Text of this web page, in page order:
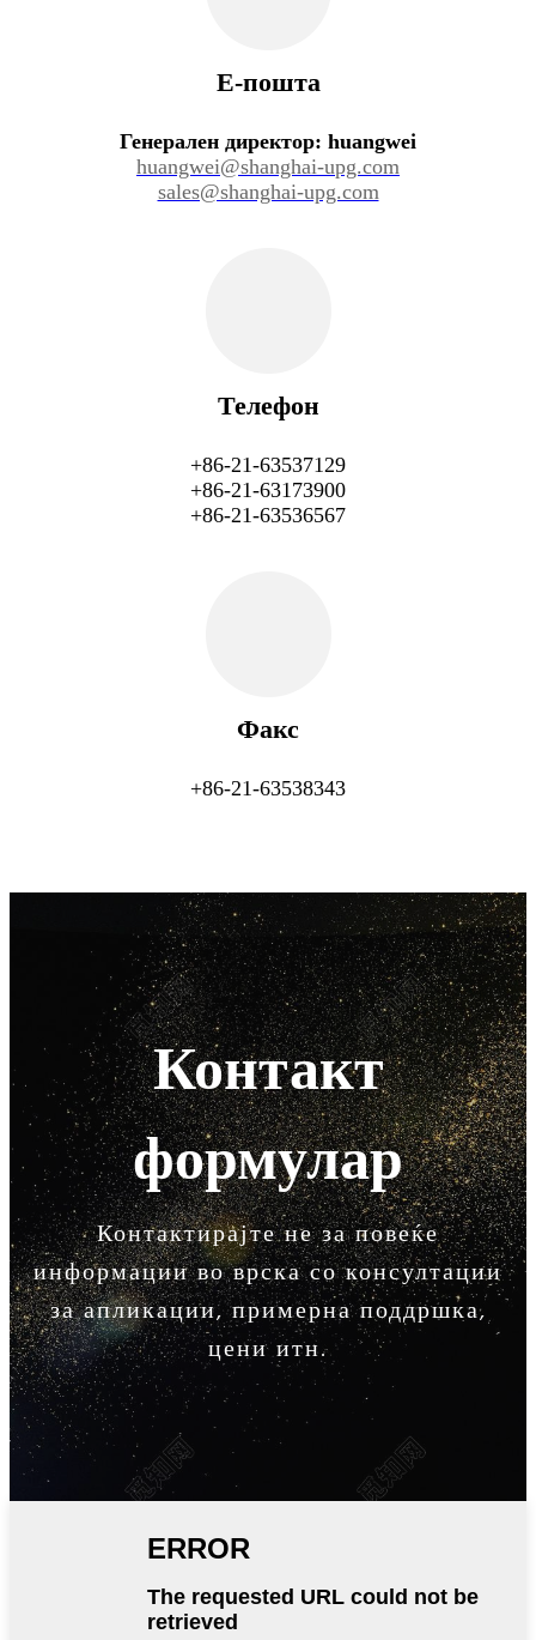
Е-пошта
Генерален директор: huangwei
huangwei@shanghai-upg.com
sales@shanghai-upg.com
Телефон
+86-21-63537129
+86-21-63173900
+86-21-63536567
Факс
+86-21-63538343
Контакт
формулар
Контактирајте не за повеќе
информации во врска со консултации
за апликации, примерна поддршка,
цени итн.